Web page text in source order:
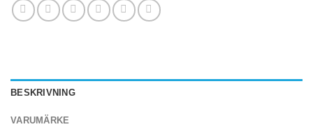
BESKRIVNING
VARUMÄRKE